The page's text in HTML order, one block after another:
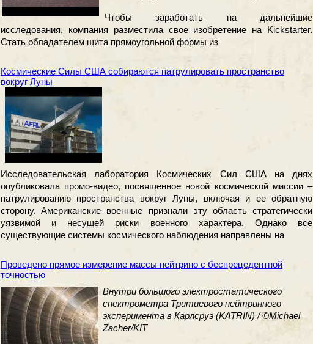
Чтобы заработать на дальнейшие
исследования, компания разместила свое изобретение на Kickstarter.
Стать обладателем щита прямоугольной формы из
Космические Силы США собираются патрулировать пространство
вокруг Луны
Исследовательская лаборатория Космических Сил США на днях
опубликовала промо-видео, посвященное новой космической миссии –
патрулированию пространства вокруг Луны, включая и ее обратную
сторону. Американские военные признали эту область стратегически
уязвимой и несущей риски военного характера. Однако все
существующие системы космического наблюдения направлены на
Проведено прямое измерение массы нейтрино с беспрецедентной
точностью
Внутри большого электростатического
спектрометра Тритиевого нейтринного
эксперимента в Карлсруэ (KATRIN) / ©Michael
Zacher/KIT